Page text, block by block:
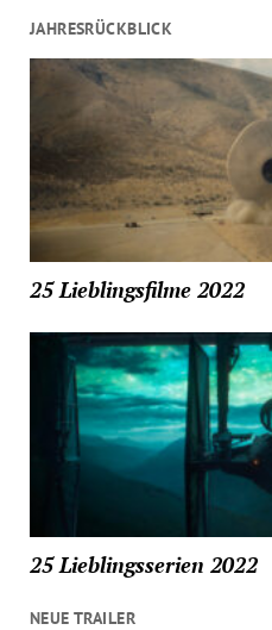
JAHRESRÜCKBLICK
25 Lieblingsfilme 2022
25 Lieblingsserien 2022
NEUE TRAILER